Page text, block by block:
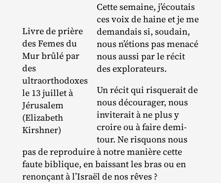
Livre de prière
des Femes du
Mur brûlé par
des
ultraorthodoxes
le 13 juillet à
Jérusalem
(Elizabeth
Kirshner)
Cette semaine, j’écoutais
ces voix de haine et je me
demandais si, soudain,
nous n’étions pas menacé
nous aussi par le récit
des explorateurs.
Un récit qui risquerait de
nous décourager, nous
inviterait à ne plus y
croire ou à faire demi‐​
tour. Ne risquons nous
pas de reproduire à notre manière cette
faute biblique, en baissant les bras ou en
renonçant à l’Israël de nos rêves ?